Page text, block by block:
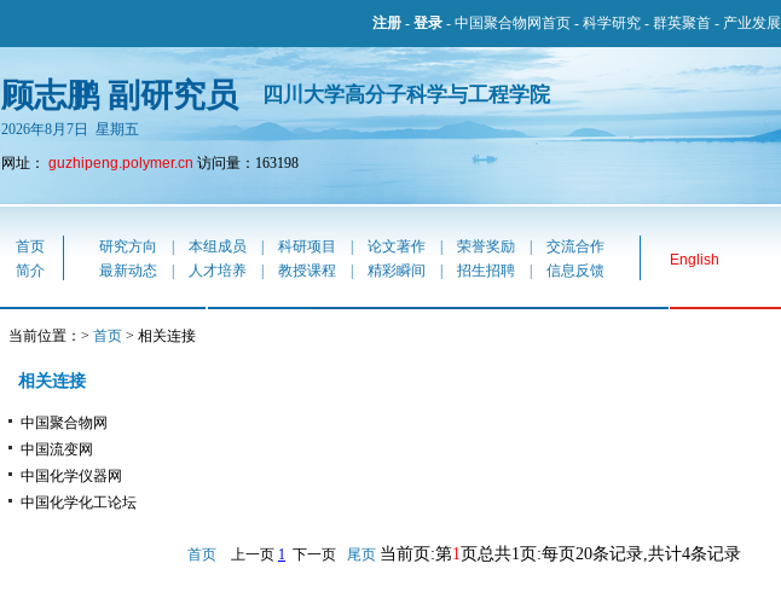
注册 - 登录 - 中国聚合物网首页 - 科学研究 - 群英聚首 - 产业发展
顾志鹏 副研究员 四川大学高分子科学与工程学院
2026年8月7日 星期五
网址： guzhipeng.polymer.cn 访问量：163198
首页 研究方向 本组成员 科研项目 论文著作 荣誉奖励 交流合作
English
简介
最新动态 人才培养 教授课程 精彩瞬间 招生招聘 信息反馈
当前位置：> 首页 > 相关连接
相关连接
中国聚合物网
中国流变网
中国化学仪器网
中国化学化工论坛
首页 上一页 1 下一页 尾页 当前页:第1页总共1页:每页20条记录,共计4条记录